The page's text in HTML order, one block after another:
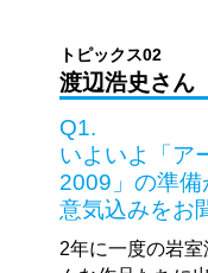
トピックス02
渡辺浩史さん
Q1.
いよいよ「ア
2009」の準
意気込みをお
2年に一度の岩